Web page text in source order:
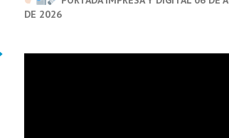
DE 2026